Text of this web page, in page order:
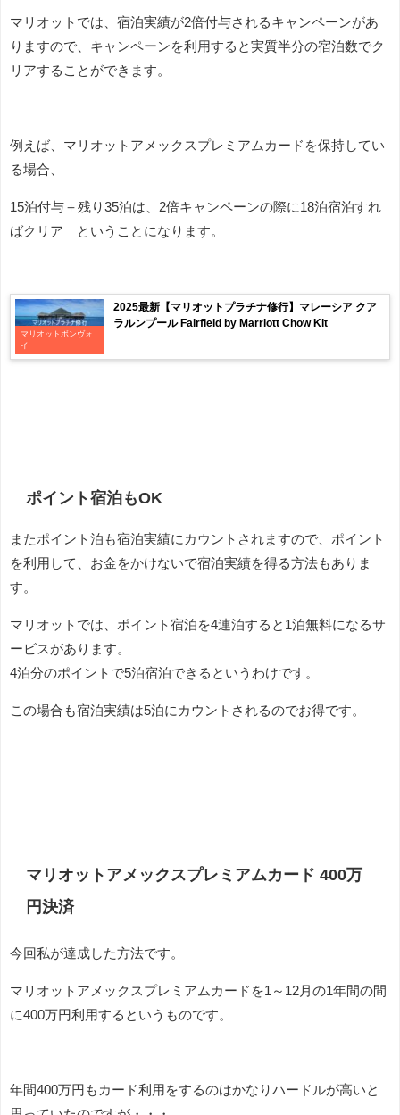
マリオットでは、宿泊実績が2倍付与されるキャンペーンがあ
りますので、キャンペーンを利用すると実質半分の宿泊数でク
リアすることができます。
例えば、マリオットアメックスプレミアムカードを保持してい
る場合、
15泊付与＋残り35泊は、2倍キャンペーンの際に18泊宿泊すれ
ばクリア ということになります。
マリオットボンヴォ
イ
2025最新【マリオットプラチナ修行】マレーシア クア
ラルンプール Fairfield by Marriott Chow Kit
ポイント宿泊もOK
またポイント泊も宿泊実績にカウントされますので、ポイント
を利用して、お金をかけないで宿泊実績を得る方法もありま
す。
マリオットでは、ポイント宿泊を4連泊すると1泊無料になるサ
ービスがあります。
4泊分のポイントで5泊宿泊できるというわけです。
この場合も宿泊実績は5泊にカウントされるのでお得です。
マリオットアメックスプレミアムカード 400万
円決済
今回私が達成した方法です。
マリオットアメックスプレミアムカードを1～12月の1年間の間
に400万円利用するというものです。
年間400万円もカード利用をするのはかなりハードルが高いと